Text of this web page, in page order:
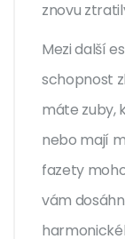
znovu
Mezi další
schopnost
máte zuby,
nebo mají
fazety
vám